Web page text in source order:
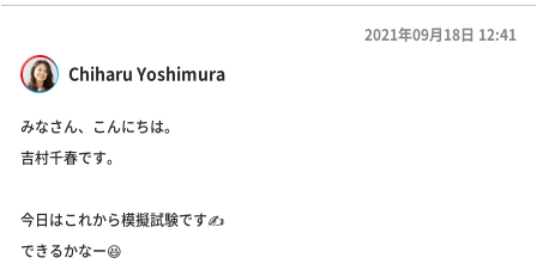
Chiharu Yoshimura
2021年09月18日 12:41
みなさん、こんにちは。
吉村千春です。
今日はこれから模擬試験です✍️
できるかなー😆